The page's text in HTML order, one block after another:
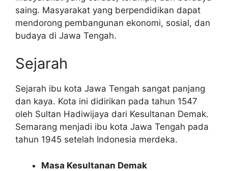
saing. Masyarakat yang berpendidikan dapat
mendorong pembangunan ekonomi, sosial, dan
budaya di Jawa Tengah.
Sejarah
Sejarah ibu kota Jawa Tengah sangat panjang
dan kaya. Kota ini didirikan pada tahun 1547
oleh Sultan Hadiwijaya dari Kesultanan Demak.
Semarang menjadi ibu kota Jawa Tengah pada
tahun 1945 setelah Indonesia merdeka.
Masa Kesultanan Demak